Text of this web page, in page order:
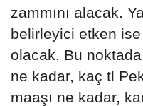
zammını alacak.
belirleyici etken
olacak. Bu
ne kadar, kaç tl
maaşı ne kadar,